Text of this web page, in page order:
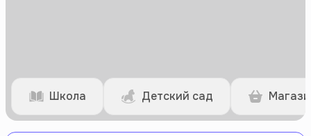
Школа Детский сад